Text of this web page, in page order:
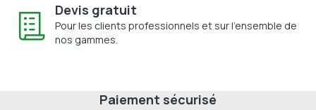
Devis gratuit
Pour les clients professionnels et sur l'ensemble de
nos gammes.
Paiement sécurisé